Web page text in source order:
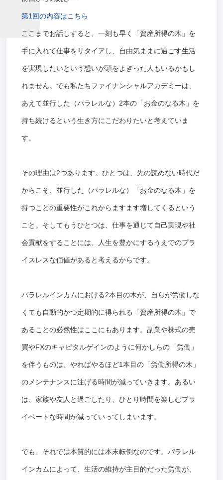
第1回の内容はこちら
ここまでお話しすると、一刻も早く「資産所得の木」を
手に入れて仕事をリタイアし、自由気ままに過ごす生活
を実現したいという想いが頭をよぎった人もいるかもし
れません。でも私たちファイナンシャルアカデミーは、
あえて並行した（パラレルな）2本の「お金のなる木」を
持ち続けるという生き方にこだわりたいと考えていま
す。
その理由は2つあります。ひとつは、先の読めない時代だ
からこそ、並行した（パラレルな）「お金のなる木」を
持つことの重要性がこれからますます増してくるという
こと。そしてもうひとつは、仕事を通じて自己実現や社
会貢献をすることには、人生を豊かにするうえでのプラ
イスレスな価値があると考えるからです。
パラレルインカムにおける2本目の木が、自らが労働しな
くても自動的かつ定期的に得られる「資産所得の木」で
あることの必然性はここにもあります。副業や株式の売
買やFXのキャピタルゲインのように何かしらの「労働」
を伴うものは、やればやるほど1本目の「労働所得の木」
のメンテナンスに注げる時間が減っていきます。あるい
は、家族や友人と過ごしたり、ひとり時間を楽しむプラ
イベートな時間が減っていってしまいます。
でも、それでは本質的には本末転倒なのです。パラレル
インカムによって、生活の維持が主目的だった労働が、